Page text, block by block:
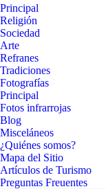
Principal
Religión
Sociedad
Arte
Refranes
Tradiciones
Fotografías
Principal
Fotos infrarrojas
Blog
Misceláneos
¿Quiénes somos?
Mapa del Sitio
Artículos de Turismo
Preguntas Freuentes